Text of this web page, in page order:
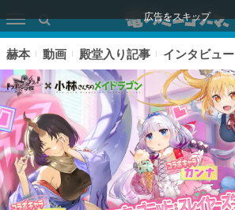
広告をスキップ
赫本 動画 殿堂入り記事 インタビュー